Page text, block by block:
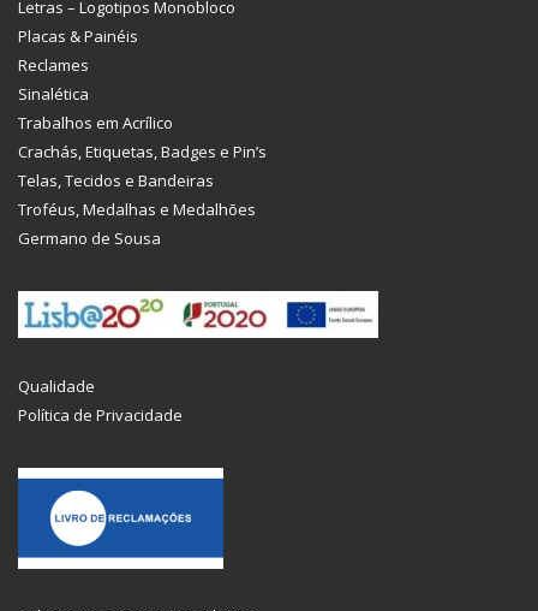
Letras – Logotipos Monobloco
Placas & Painéis
Reclames
Sinalética
Trabalhos em Acrílico
Crachás, Etiquetas, Badges e Pin’s
Telas, Tecidos e Bandeiras
Troféus, Medalhas e Medalhões
Germano de Sousa
Qualidade
Política de Privacidade